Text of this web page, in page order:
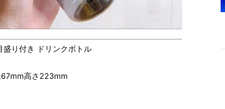
り付き ドリンクボトル
高さ223mm